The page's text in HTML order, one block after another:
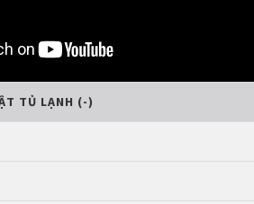
TỦ LẠNH (-)